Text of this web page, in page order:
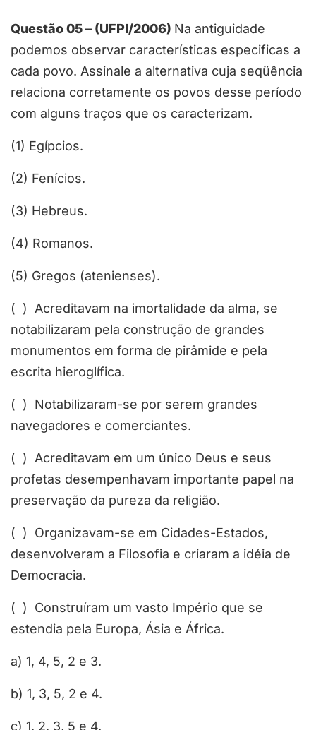
Questão 05 – (UFPI/2006) Na antiguidade
podemos observar características especificas a
cada povo. Assinale a alternativa cuja seqüência
relaciona corretamente os povos desse período
com alguns traços que os caracterizam.
(1) Egípcios.
(2) Fenícios.
(3) Hebreus.
(4) Romanos.
(5) Gregos (atenienses).
( ) Acreditavam na imortalidade da alma, se
notabilizaram pela construção de grandes
monumentos em forma de pirâmide e pela
escrita hieroglífica.
( ) Notabilizaram-se por serem grandes
navegadores e comerciantes.
( ) Acreditavam em um único Deus e seus
profetas desempenhavam importante papel na
preservação da pureza da religião.
( ) Organizavam-se em Cidades-Estados,
desenvolveram a Filosofia e criaram a idéia de
Democracia.
( ) Construíram um vasto Império que se
estendia pela Europa, Ásia e África.
a) 1, 4, 5, 2 e 3.
b) 1, 3, 5, 2 e 4.
c) 1, 2, 3, 5 e 4.